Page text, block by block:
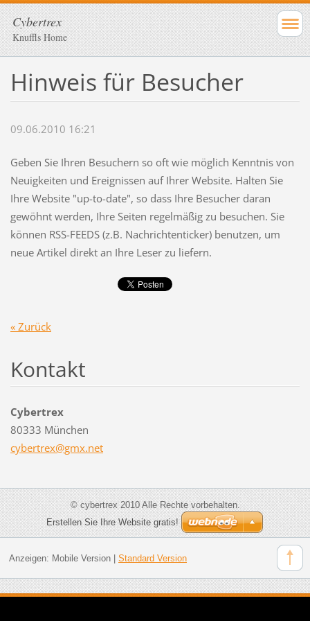
Cybertrex
Knuffls Home
Hinweis für Besucher
09.06.2010 16:21
Geben Sie Ihren Besuchern so oft wie möglich Kenntnis von
Neuigkeiten und Ereignissen auf Ihrer Website. Halten Sie
Ihre Website "up-to-date", so dass Ihre Besucher daran
gewöhnt werden, Ihre Seiten regelmäßig zu besuchen. Sie
können RSS-FEEDS (z.B. Nachrichtenticker) benutzen, um
neue Artikel direkt an Ihre Leser zu liefern.
« Zurück
Kontakt
Cybertrex
80333 München
cybertrex@gmx.net
© cybertrex 2010 Alle Rechte vorbehalten.
Erstellen Sie Ihre Website gratis!
Anzeigen: Mobile Version| Standard Version